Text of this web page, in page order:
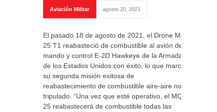
Aviación Militar agosto 20, 2021
El pasado 18 de agosto de 2021, el Drone MQ-
25 T1 reabasteció de combustible al avión de
mando y control E-2D Hawkeye de la Armada
de los Estados Unidos con éxito, lo que marcó
su segunda misión exitosa de
reabastecimiento de combustible aire-aire no
tripulado. “Una vez que esté operativo, el MQ-
25 reabastecerá de combustible todas las